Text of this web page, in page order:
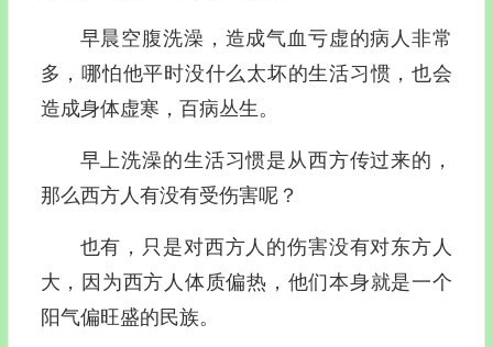
早晨空腹洗澡，造成气血亏虚的病人非常
多，哪怕他平时没什么太坏的生活习惯，也会
造成身体虚寒，百病丛生。
早上洗澡的生活习惯是从西方传过来的，
那么西方人有没有受伤害呢？
也有，只是对西方人的伤害没有对东方人
大，因为西方人体质偏热，他们本身就是一个
阳气偏旺盛的民族。